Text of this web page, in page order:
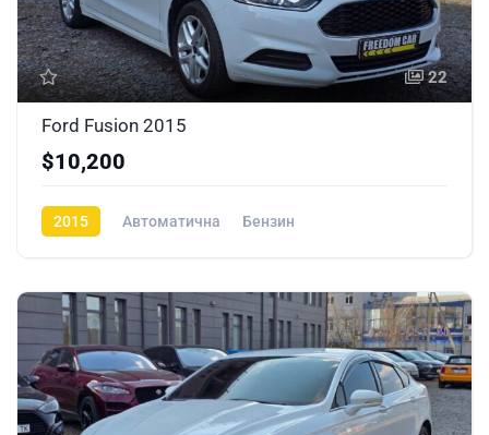
22
Ford Fusion 2015
$10,200
2015 Автоматична Бензин